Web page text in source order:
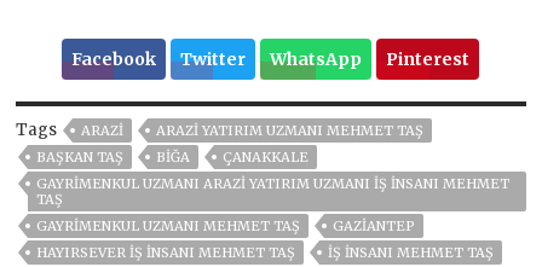
Facebook Twitter WhatsApp Pinterest
Tags ARAZI
ARAZI YATIRIM UZMANI MEHMET TAŞ
BAŞKAN TAŞ
BIĞA
ÇANAKKALE
GAYRIMENKUL UZMANI ARAZI YATIRIM UZMANI İŞ İNSANI MEHMET
TAŞ
GAYRIMENKUL UZMANI MEHMET TAŞ
GAZIANTEP
HAYIRSEVER IŞ INSANI MEHMET TAŞ
IŞ INSANI MEHMET TAŞ